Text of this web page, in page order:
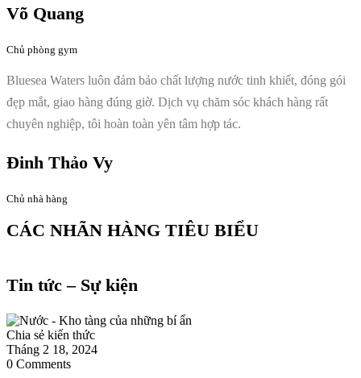
Võ Quang
Chủ phòng gym
Bluesea Waters luôn đảm bảo chất lượng nước tinh khiết, đóng gói
đẹp mắt, giao hàng đúng giờ. Dịch vụ chăm sóc khách hàng rất
chuyên nghiệp, tôi hoàn toàn yên tâm hợp tác.
Đinh Thảo Vy
Chủ nhà hàng
CÁC NHÃN HÀNG TIÊU BIỂU
Tin tức – Sự kiện
Chia sẻ kiến thức
Tháng 2 18, 2024
0 Comments